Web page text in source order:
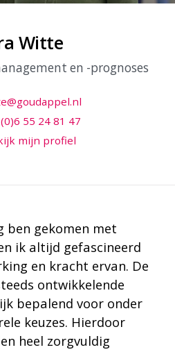
Witte
en -prognoses
55 24 81 47
mijn profiel
ben gekomen met
ik altijd gefascineerd
en kracht ervan. De
ontwikkelende
bepalend voor onder
keuzes. Hierdoor
heel zorgvuldig